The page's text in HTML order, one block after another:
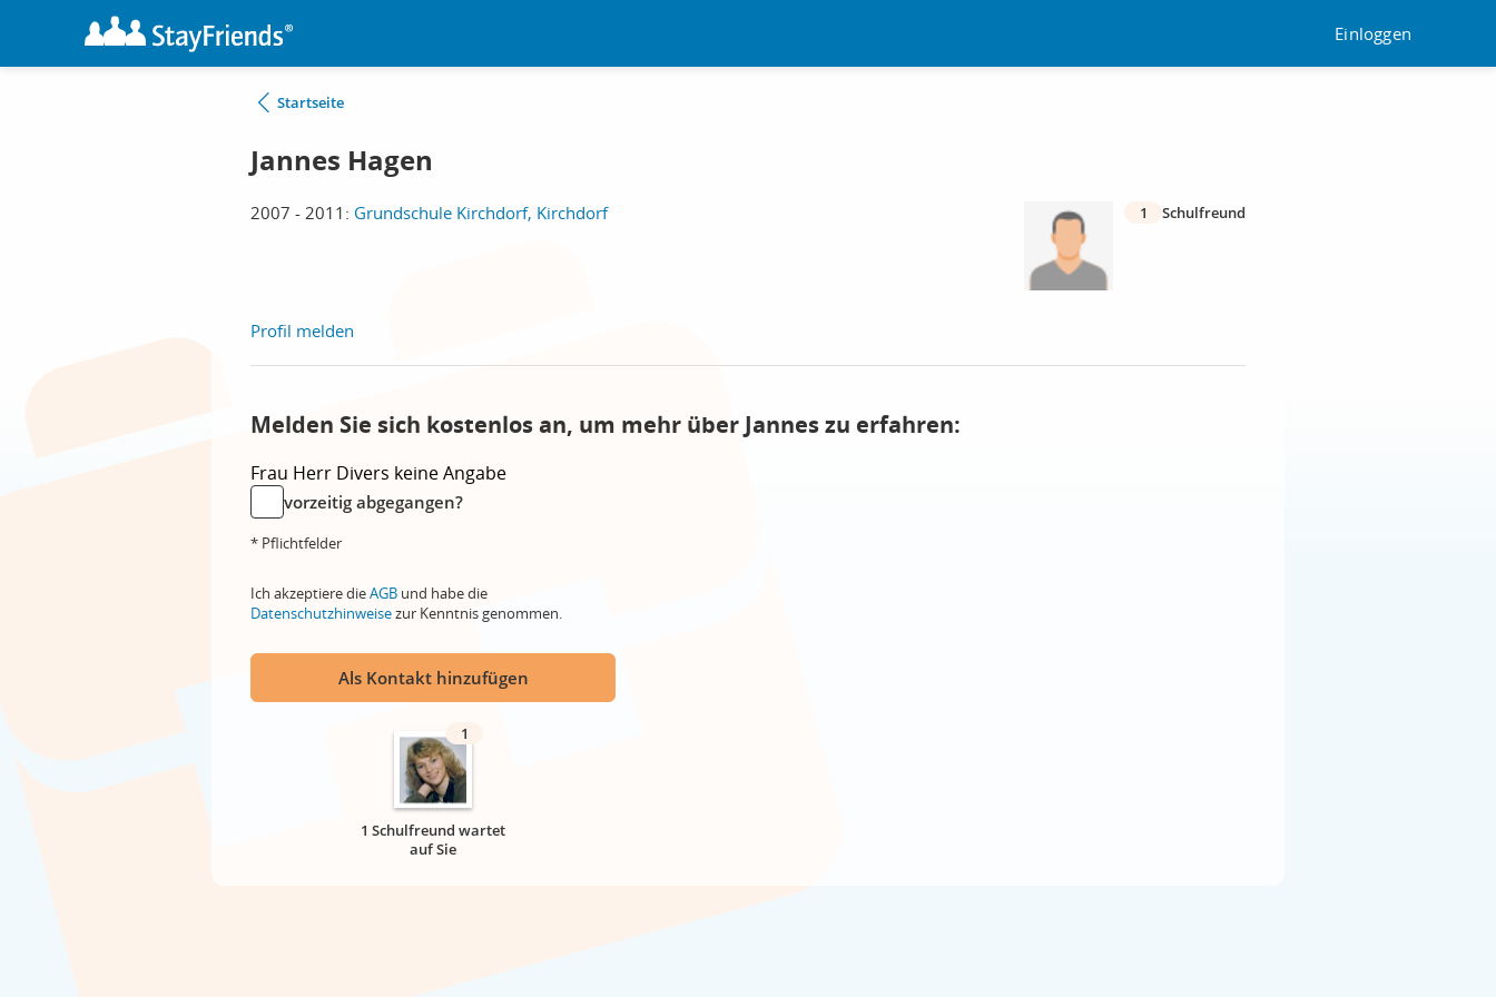
Einloggen
Startseite
Jannes Hagen
2007 - 2011: Grundschule Kirchdorf, Kirchdorf 1 Schulfreund
Profil melden
Melden Sie sich kostenlos an, um mehr über Jannes zu erfahren:
Frau Herr Divers keine Angabe
vorzeitig abgegangen?
* Pflichtfelder
Ich akzeptiere dieAGB und habe die
Datenschutzhinweisezur Kenntnis genommen.
Als Kontakt hinzufügen
1
1 Schulfreund wartet
auf Sie